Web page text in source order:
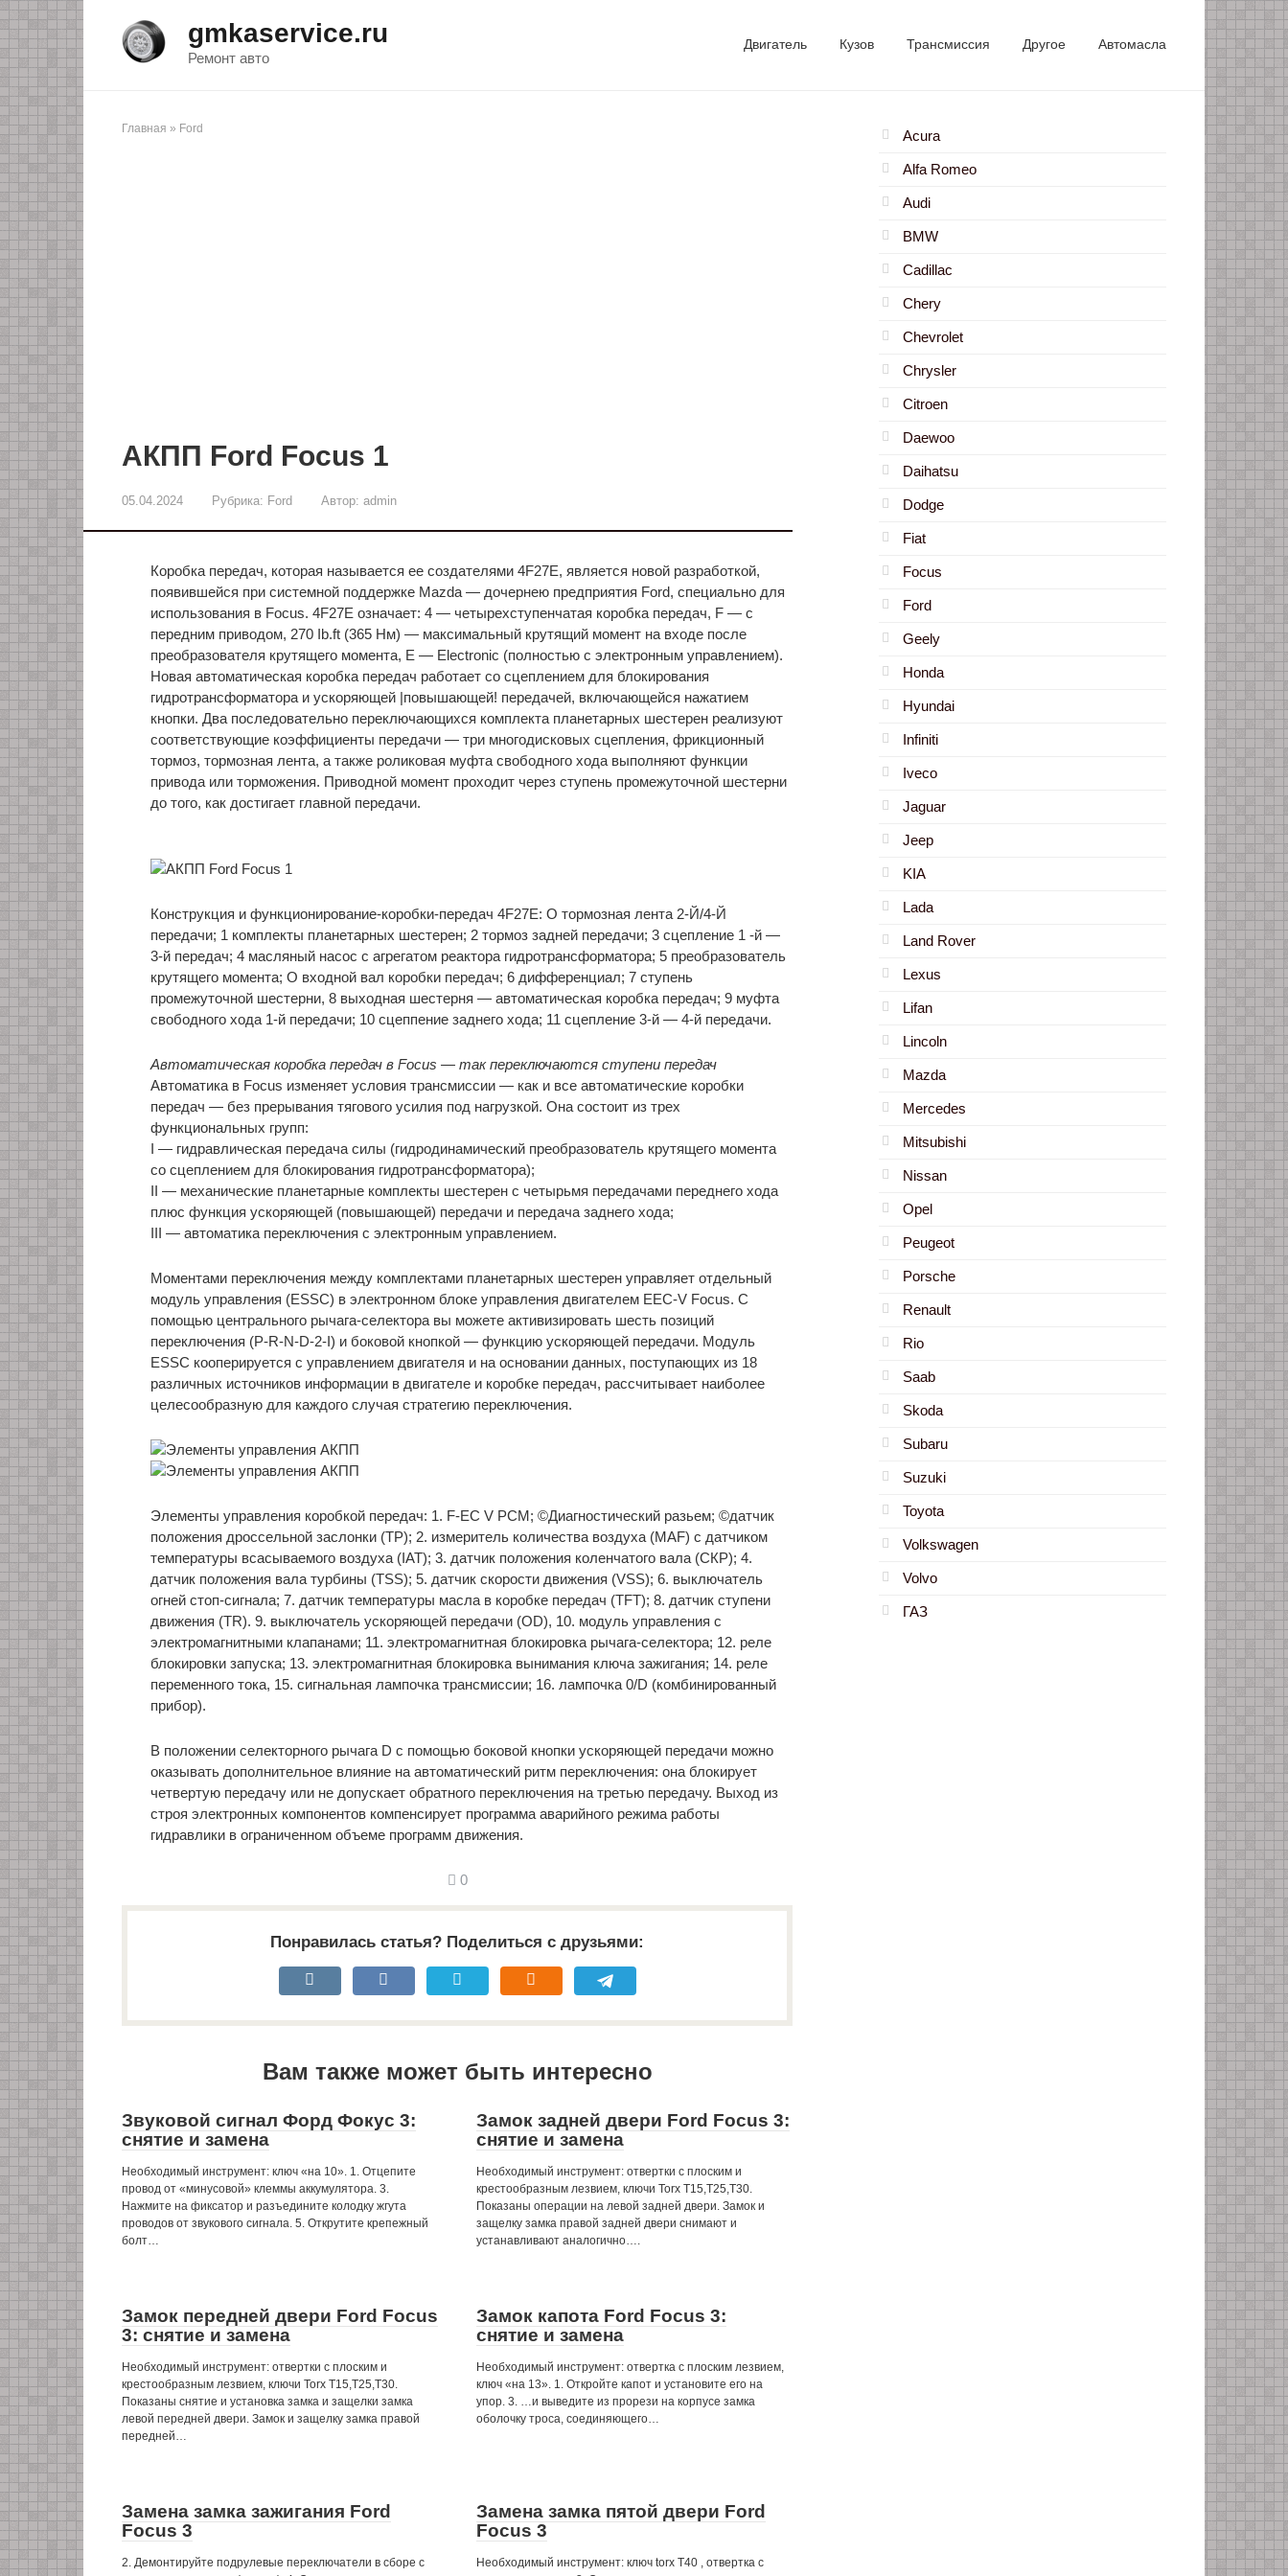
Перейти
к
контенту
gmkaservice.ru
Ремонт авто
Двигатель Кузов Трансмиссия Другое Автомасла
Главная » Ford
АКПП Ford Focus 1
05.04.2024 Рубрика: Ford Автор: admin
Коробка передач, которая называется ее создателями 4F27E, является новой разработкой,
появившейся при системной поддержке Mazda — дочернею предприятия Ford, специально для
использования в Focus. 4F27E означает: 4 — четырехступенчатая коробка передач, F — с
передним приводом, 270 Ib.ft (365 Нм) — максимальный крутящий момент на входе после
преобразователя крутящего момента, Е — Electronic (полностью с электронным управлением).
Новая автоматическая коробка передач работает со сцеплением для блокирования
гидротрансформатора и ускоряющей |повышающей! передачей, включающейся нажатием
кнопки. Два последовательно переключающихся комплекта планетарных шестерен реализуют
соответствующие коэффициенты передачи — три многодисковых сцепления, фрикционный
тормоз, тормозная лента, а также роликовая муфта свободного хода выполняют функции
привода или торможения. Приводной момент проходит через ступень промежуточной шестерни
до того, как достигает главной передачи.
Конструкция и функционирование-коробки-передач 4F27E: О тормозная лента 2-Й/4-Й
передачи; 1 комплекты планетарных шестерен; 2 тормоз задней передачи; 3 сцепление 1 -й —
3-й передач; 4 масляный насос с агрегатом реактора гидротрансформатора; 5 преобразователь
крутящего момента; О входной вал коробки передач; 6 дифференциал; 7 ступень
промежуточной шестерни, 8 выходная шестерня — автоматическая коробка передач; 9 муфта
свободного хода 1-й передачи; 10 сцеппение заднего хода; 11 сцепление 3-й — 4-й передачи.
Автоматическая коробка передач в Focus — так переключаются ступени передач
Автоматика в Focus изменяет условия трансмиссии — как и все автоматические коробки
передач — без прерывания тягового усилия под нагрузкой. Она состоит из трех
функциональных групп:
I — гидравлическая передача силы (гидродинамический преобразователь крутящего момента
со сцеплением для блокирования гидротрансформатора);
II — механические планетарные комплекты шестерен с четырьмя передачами переднего хода
плюс функция ускоряющей (повышающей) передачи и передача заднего хода;
III — автоматика переключения с электронным управлением.
Моментами переключения между комплектами планетарных шестерен управляет отдельный
модуль управления (ESSC) в электронном блоке управления двигателем EEC-V Focus. С
помощью центрального рычага-селектора вы можете активизировать шесть позиций
переключения (P-R-N-D-2-I) и боковой кнопкой — функцию ускоряющей передачи. Модуль
ESSC кооперируется с управлением двигателя и на основании данных, поступающих из 18
различных источников информации в двигателе и коробке передач, рассчитывает наиболее
целесообразную для каждого случая стратегию переключения.
Элементы управления коробкой передач: 1. F-EC V РСМ; ©Диагностический разьем; ©датчик
положения дроссельной заслонки (TP); 2. измеритель количества воздуха (MAF) с датчиком
температуры всасываемого воздуха (IAT); 3. датчик положения коленчатого вала (СКР); 4.
датчик положения вала турбины (TSS); 5. датчик скорости движения (VSS); 6. выключатель
огней стоп-сигнала; 7. датчик температуры масла в коробке передач (TFT); 8. датчик ступени
движения (TR). 9. выключатель ускоряющей передачи (OD), 10. модуль управления с
электромагнитными клапанами; 11. электромагнитная блокировка рычага-селектора; 12. реле
блокировки запуска; 13. электромагнитная блокировка вынимания ключа зажигания; 14. реле
переменного тока, 15. сигнальная лампочка трансмиссии; 16. лампочка 0/D (комбинированный
прибор).
В положении селекторного рычага D с помощью боковой кнопки ускоряющей передачи можно
оказывать дополнительное влияние на автоматический ритм переключения: она блокирует
четвертую передачу или не допускает обратного переключения на третью передачу. Выход из
строя электронных компонентов компенсирует программа аварийного режима работы
гидравлики в ограниченном объеме программ движения.
0
Понравилась статья? Поделиться с друзьями:
Вам также может быть интересно
Звуковой сигнал Форд Фокус 3:
снятие и замена
Необходимый инструмент: ключ «на 10». 1. Отцепите
провод от «минусовой» клеммы аккумулятора. 3.
Нажмите на фиксатор и разъедините колодку жгута
проводов от звукового сигнала. 5. Открутите крепежный
болт…
Замок задней двери Ford Focus 3:
снятие и замена
Необходимый инструмент: отвертки с плоским и
крестообразным лезвием, ключи Torx Т15,Т25,Т30.
Показаны операции на левой задней двери. Замок и
защелку замка правой задней двери снимают и
устанавливают аналогично….
Замок передней двери Ford Focus
3: снятие и замена
Необходимый инструмент: отвертки с плоским и
крестообразным лезвием, ключи Torx Т15,Т25,T30.
Показаны снятие и установка замка и защелки замка
левой передней двери. Замок и защелку замка правой
передней…
Замок капота Ford Focus 3:
снятие и замена
Необходимый инструмент: отвертка с плоским лезвием,
ключ «на 13». 1. Откройте капот и установите его на
упор. 3. …и выведите из прорези на корпусе замка
оболочку троса, соединяющего…
Замена замка зажигания Ford
Focus 3
2. Демонтируйте подрулевые переключатели в сборе с
Замена замка пятой двери Ford
Focus 3
Необходимый инструмент: ключ torx Т40 , отвертка с
Acura
Alfa Romeo
Audi
BMW
Cadillac
Chery
Chevrolet
Chrysler
Citroen
Daewoo
Daihatsu
Dodge
Fiat
Focus
Ford
Geely
Honda
Hyundai
Infiniti
Iveco
Jaguar
Jeep
KIA
Lada
Land Rover
Lexus
Lifan
Lincoln
Mazda
Mercedes
Mitsubishi
Nissan
Opel
Peugeot
Porsche
Renault
Rio
Saab
Skoda
Subaru
Suzuki
Toyota
Volkswagen
Volvo
ГАЗ